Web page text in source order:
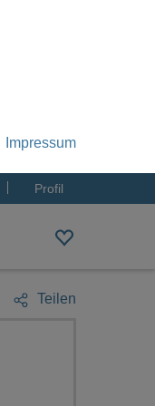
Impressum
Profil
Teilen